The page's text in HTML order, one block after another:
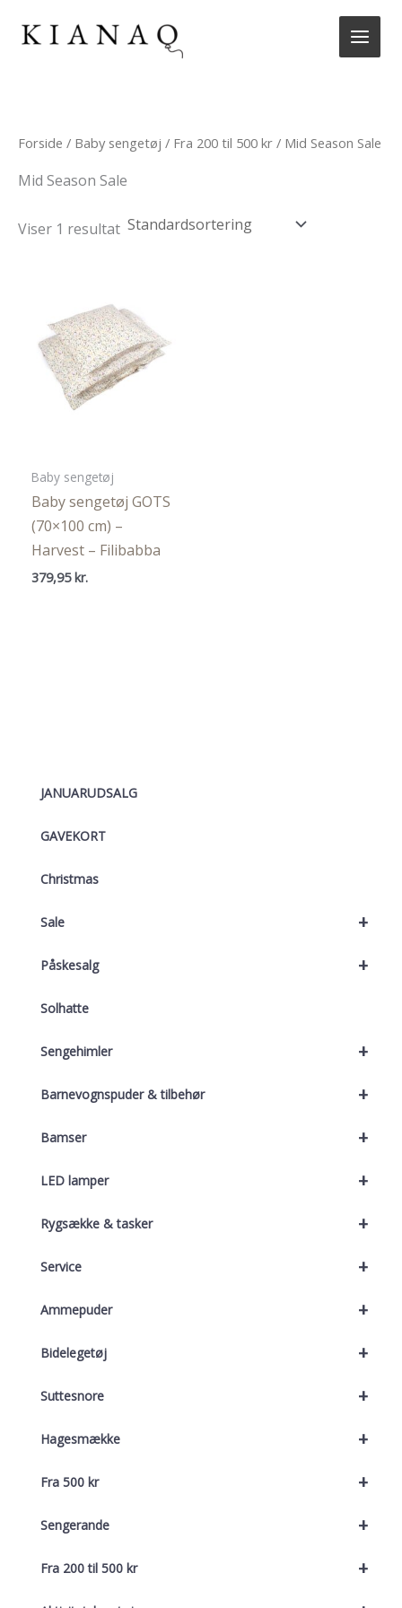
JANUARUDSALG
GAVEKORT
Christmas
+
Sale
+
Påskesalg
Solhatte
+
Sengehimler
+
Barnevognspuder & tilbehør
+
Bamser
+
LED lamper
+
Rygsække & tasker
+
Service
+
Ammepuder
+
Bidelegetøj
+
Suttesnore
+
Hagesmække
+
Fra 500 kr
+
Sengerande
+
Fra 200 til 500 kr
Forside / Baby sengetøj / Fra 200 til 500 kr / Mid Season Sale
Mid Season Sale
Viser 1 resultat
Baby sengetøj
Baby sengetøj GOTS
(70×100 cm) –
Harvest – Filibabba
379,95 kr.